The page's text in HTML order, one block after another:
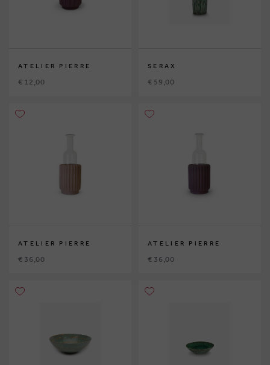
ATELIER PIERRE
€ 12,00
SERAX
€ 59,00
ATELIER PIERRE
€ 36,00
ATELIER PIERRE
€ 36,00